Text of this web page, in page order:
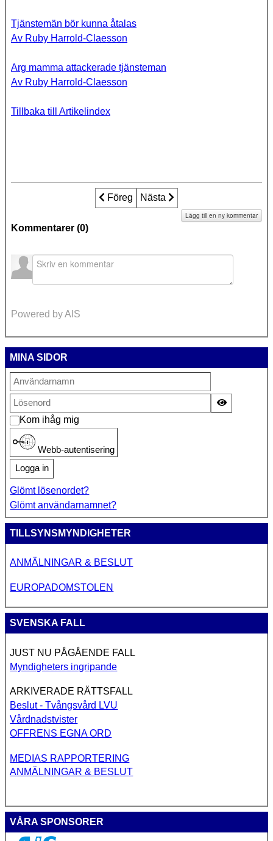
Tjänstemän bör kunna åtalas
Av Ruby Harrold-Claesson
Arg mamma attackerade tjänsteman
Av Ruby Harrold-Claesson
Tillbaka till Artikelindex
Föregående artikel: Dog
Föreg Nästa artikel:
Nästa
Kommentarer (0)
Lägg till en ny kommentar
Powered by AIS
MINA SIDOR
Kom ihåg mig
Webb-autentisering
Logga in
Glömt lösenordet?
Glömt användarnamnet?
TILLSYNSMYNDIGHETER
ANMÄLNINGAR & BESLUT
EUROPADOMSTOLEN
SVENSKA FALL
JUST NU PÅGÅENDE FALL
Myndigheters ingripande
ARKIVERADE RÄTTSFALL
Beslut - Tvångsvård LVU
Vårdnadstvister
OFFRENS EGNA ORD
MEDIAS RAPPORTERING
ANMÄLNINGAR & BESLUT
VÅRA SPONSORER